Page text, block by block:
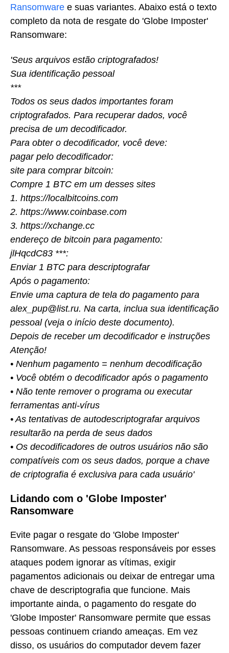
Ransomware e suas variantes. Abaixo está o texto
completo da nota de resgate do 'Globe Imposter'
Ransomware:
'Seus arquivos estão criptografados!
Sua identificação pessoal
***
Todos os seus dados importantes foram
criptografados. Para recuperar dados, você
precisa de um decodificador.
Para obter o decodificador, você deve:
pagar pelo decodificador:
site para comprar bitcoin:
Compre 1 BTC em um desses sites
1. https://localbitcoins.com
2. https://www.coinbase.com
3. https://xchange.cc
endereço de bitcoin para pagamento:
jlHqcdC83 ***:
Enviar 1 BTC para descriptografar
Após o pagamento:
Envie uma captura de tela do pagamento para
alex_pup@list.ru. Na carta, inclua sua identificação
pessoal (veja o início deste documento).
Depois de receber um decodificador e instruções
Atenção!
• Nenhum pagamento = nenhum decodificação
• Você obtém o decodificador após o pagamento
• Não tente remover o programa ou executar
ferramentas anti-vírus
• As tentativas de autodescriptografar arquivos
resultarão na perda de seus dados
• Os decodificadores de outros usuários não são
compatíveis com os seus dados, porque a chave
de criptografia é exclusiva para cada usuário'
Lidando com o 'Globe Imposter'
Ransomware
Evite pagar o resgate do 'Globe Imposter'
Ransomware. As pessoas responsáveis por esses
ataques podem ignorar as vítimas, exigir
pagamentos adicionais ou deixar de entregar uma
chave de descriptografia que funcione. Mais
importante ainda, o pagamento do resgate do
'Globe Imposter' Ransomware permite que essas
pessoas continuem criando ameaças. Em vez
disso, os usuários do computador devem fazer